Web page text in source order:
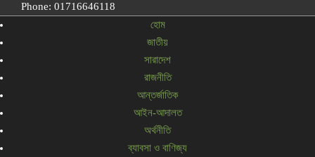
Phone: 01716646118
হোম
জাতীয়
সারাদেশ
রাজনীতি
আন্তর্জাতিক
আইন-আদালত
অর্থনীতি
ব্যাবসা ও বাণিজ্য